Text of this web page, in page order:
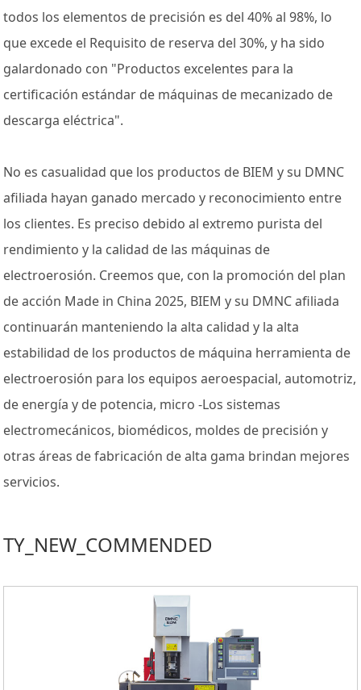
todos los elementos de precisión es del 40% al 98%, lo
que excede el Requisito de reserva del 30%, y ha sido
galardonado con "Productos excelentes para la
certificación estándar de máquinas de mecanizado de
descarga eléctrica".
No es casualidad que los productos de BIEM y su DMNC
afiliada hayan ganado mercado y reconocimiento entre
los clientes. Es preciso debido al extremo purista del
rendimiento y la calidad de las máquinas de
electroerosión. Creemos que, con la promoción del plan
de acción Made in China 2025, BIEM y su DMNC afiliada
continuarán manteniendo la alta calidad y la alta
estabilidad de los productos de máquina herramienta de
electroerosión para los equipos aeroespacial, automotriz,
de energía y de potencia, micro -Los sistemas
electromecánicos, biomédicos, moldes de precisión y
otras áreas de fabricación de alta gama brindan mejores
servicios.
TY_NEW_COMMENDED